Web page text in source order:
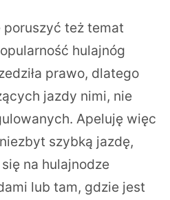
poruszyć też temat
hulajnóg
prawo, dlatego
jazdy nimi, nie
Apeluję więc
szybką jazdę,
na hulajnodze
lub tam, gdzie jest